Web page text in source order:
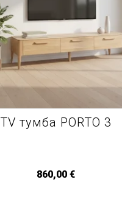
TV тумба PORTO 3
860,00€